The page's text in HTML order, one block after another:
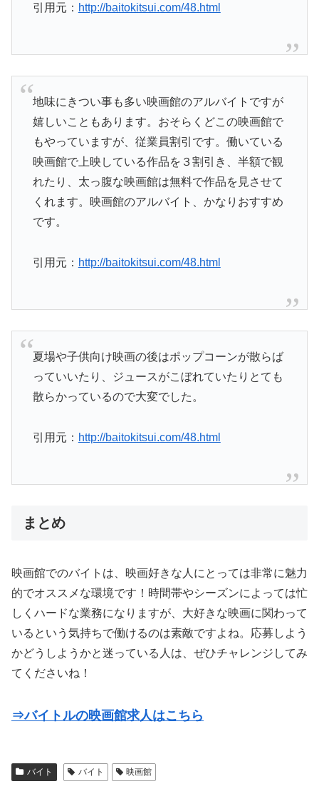
引用元： http://baitokitsui.com/48.html
地味にきつい事も多い映画館のアルバイトですが
嬉しいこともあります。おそらくどこの映画館で
もやっていますが、従業員割引です。働いている
映画館で上映している作品を３割引き、半額で観
れたり、太っ腹な映画館は無料で作品を見させて
くれます。映画館のアルバイト、かなりおすすめ
です。
引用元： http://baitokitsui.com/48.html
夏場や子供向け映画の後はポップコーンが散らば
っていいたり、ジュースがこぼれていたりとても
散らかっているので大変でした。
引用元： http://baitokitsui.com/48.html
まとめ
映画館でのバイトは、 映画好きな人にとっては非常に魅力
的でオススメ な環境です！時間帯やシーズンによっては忙
しくハードな業務になりますが、 大好きな映画に関わって
いるという気持ちで働けるのは素敵ですよね。応募しよう
かどうしようかと迷っている人は、ぜひチャレンジしてみ
てくださいね！
⇒バイトルの映画館求人はこちら
バイト バイト 映画館